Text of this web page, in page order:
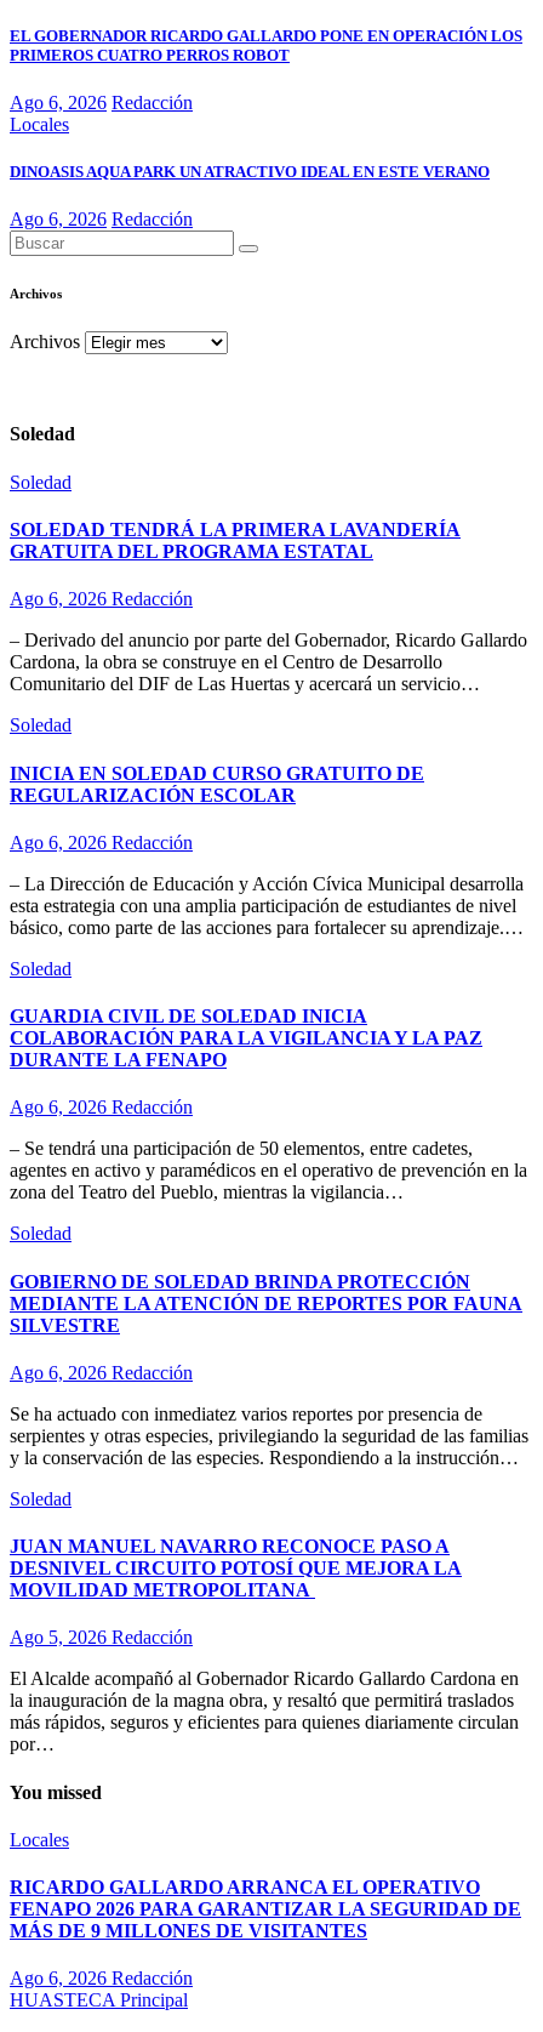
EL GOBERNADOR RICARDO GALLARDO PONE EN OPERACIÓN LOS
PRIMEROS CUATRO PERROS ROBOT
Ago 6, 2026 Redacción
Locales
DINOASIS AQUA PARK UN ATRACTIVO IDEAL EN ESTE VERANO
Ago 6, 2026 Redacción
Archivos
Archivos
Soledad
Soledad
SOLEDAD TENDRÁ LA PRIMERA LAVANDERÍA
GRATUITA DEL PROGRAMA ESTATAL
Ago 6, 2026 Redacción
– Derivado del anuncio por parte del Gobernador, Ricardo Gallardo
Cardona, la obra se construye en el Centro de Desarrollo
Comunitario del DIF de Las Huertas y acercará un servicio…
Soledad
INICIA EN SOLEDAD CURSO GRATUITO DE
REGULARIZACIÓN ESCOLAR
Ago 6, 2026 Redacción
– La Dirección de Educación y Acción Cívica Municipal desarrolla
esta estrategia con una amplia participación de estudiantes de nivel
básico, como parte de las acciones para fortalecer su aprendizaje.…
Soledad
GUARDIA CIVIL DE SOLEDAD INICIA
COLABORACIÓN PARA LA VIGILANCIA Y LA PAZ
DURANTE LA FENAPO
Ago 6, 2026 Redacción
– Se tendrá una participación de 50 elementos, entre cadetes,
agentes en activo y paramédicos en el operativo de prevención en la
zona del Teatro del Pueblo, mientras la vigilancia…
Soledad
GOBIERNO DE SOLEDAD BRINDA PROTECCIÓN
MEDIANTE LA ATENCIÓN DE REPORTES POR FAUNA
SILVESTRE
Ago 6, 2026 Redacción
Se ha actuado con inmediatez varios reportes por presencia de
serpientes y otras especies, privilegiando la seguridad de las familias
y la conservación de las especies. Respondiendo a la instrucción…
Soledad
JUAN MANUEL NAVARRO RECONOCE PASO A
DESNIVEL CIRCUITO POTOSÍ QUE MEJORA LA
MOVILIDAD METROPOLITANA
Ago 5, 2026 Redacción
El Alcalde acompañó al Gobernador Ricardo Gallardo Cardona en
la inauguración de la magna obra, y resaltó que permitirá traslados
más rápidos, seguros y eficientes para quienes diariamente circulan
por…
You missed
Locales
RICARDO GALLARDO ARRANCA EL OPERATIVO
FENAPO 2026 PARA GARANTIZAR LA SEGURIDAD DE
MÁS DE 9 MILLONES DE VISITANTES
Ago 6, 2026 Redacción
HUASTECAPrincipal